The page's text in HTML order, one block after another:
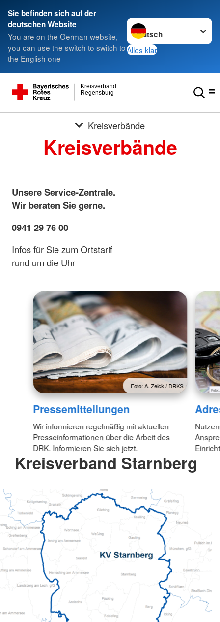
Sie befinden sich auf der
deutschen Website
You are on the German website,
you can use the switch to switch to
the English one
Sprache wechseln zu
Alles klar
Regensburg
Kreisverband
Kreisverbände
Kreisverbände
Unsere Service-Zentrale.
Wir beraten Sie gerne.
0941 29 76 00
Infos für Sie zum Ortstarif
rund um die Uhr
Foto: A. Zelck / DRKS
Pressemitteilungen
Wir informieren regelmäßig mit aktuellen
Presseinformationen über die Arbeit des
DRK. Informieren Sie sich jetzt.
Kreisverband Starnberg